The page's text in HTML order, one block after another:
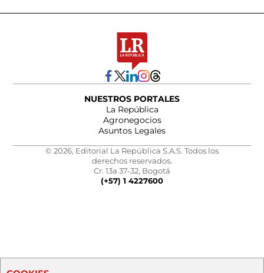
NUESTROS PORTALES
La República
Agronegocios
Asuntos Legales
© 2026, Editorial La República S.A.S. Todos los
derechos reservados.
Cr. 13a 37-32, Bogotá
(+57) 1 4227600